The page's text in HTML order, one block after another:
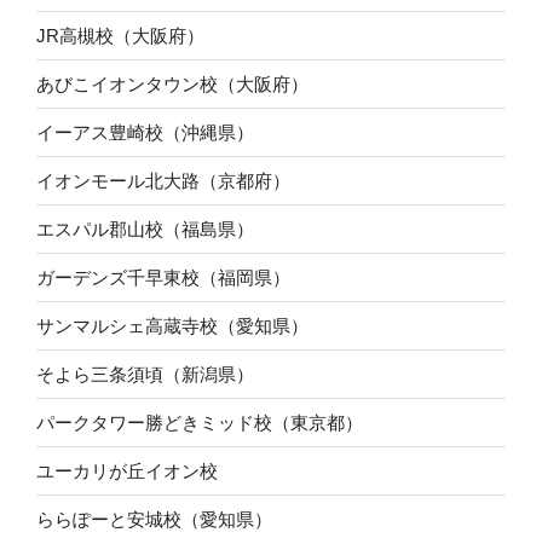
JR高槻校（大阪府）
あびこイオンタウン校（大阪府）
イーアス豊崎校（沖縄県）
イオンモール北大路（京都府）
エスパル郡山校（福島県）
ガーデンズ千早東校（福岡県）
サンマルシェ高蔵寺校（愛知県）
そよら三条須頃（新潟県）
パークタワー勝どきミッド校（東京都）
ユーカリが丘イオン校
ららぽーと安城校（愛知県）